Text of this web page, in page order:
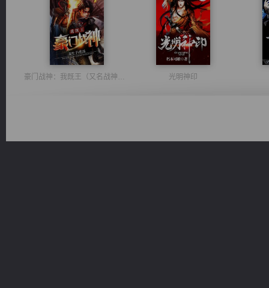
豪门战神：我既王（又名战神归来不败神婿修罗战神） 光明神印